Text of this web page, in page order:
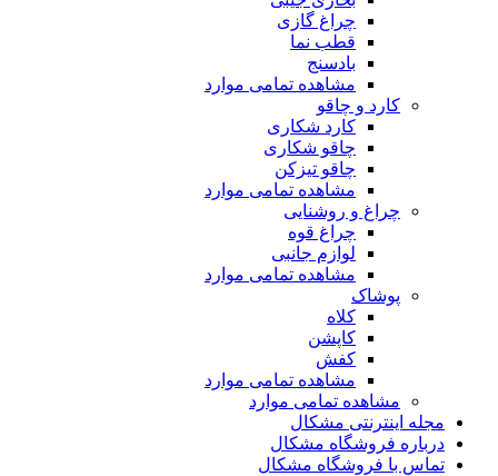
چراغ گازی
قطب نما
بادسنج
مشاهده تمامی موارد
کارد و چاقو
کارد شکاری
چاقو شکاری
چاقو تیزکن
مشاهده تمامی موارد
چراغ و روشنایی
چراغ قوه
لوازم جانبی
مشاهده تمامی موارد
پوشاک
کلاه
کاپشن
کفش
مشاهده تمامی موارد
مشاهده تمامی موارد
مجله اینترنتی مشکال
درباره فروشگاه مشکال
تماس با فروشگاه مشکال